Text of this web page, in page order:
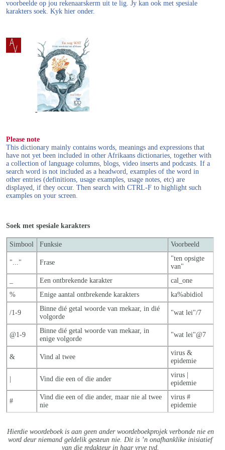
voorbeelde op jou rekenaarskerm uit te lig. Jy kan ook met spesiale
karakters soek. Kyk hier onder.
Please note
This dictionary mainly contains words, meanings and expressions that
have not yet been included in other Afrikaans dictionaries, together with
a collection of language columns, blogs, video inserts and podcasts. If a
search word is not included as a headword, examples of the word in
other entries (definitions, usage examples, usage notes, etc) are
displayed, if they occur. Then search with CTRL-F to highlight such
examples on your screen.
Soek met spesiale karakters
Simbool Funksie Voorbeeld
"..." Frase
"ten opsigte
van"
Een ontbrekende karakter
cal_one
%
Enige aantal ontbrekende karakters ka%abidiol
/1-9
Binne dié getal woorde van mekaar, in dié
volgorde
"wat lei"/7
@1-9
Binne dié getal woorde van mekaar, in
enige volgorde
"wat lei"@7
& Vind al twee
virus &
epidemie
Vind die een of die ander
virus |
epidemie
#
Vind die een of die ander, maar nie al twee
nie
virus #
epidemie
Hierdie woordeboek is aan geen ander woordeboekprojek verbonde nie en
word deur niemand geldelik gesteun nie. Dit is ’n onafhanklike inisiatief
van die redakteur in haar vrye tyd.